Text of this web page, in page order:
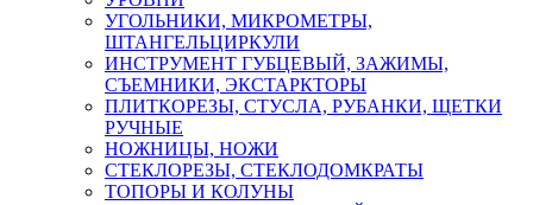
УГОЛЬНИКИ, МИКРОМЕТРЫ,
ШТАНГЕЛЬЦИРКУЛИ
ИНСТРУМЕНТ ГУБЦЕВЫЙ, ЗАЖИМЫ,
СЪЕМНИКИ, ЭКСТАРКТОРЫ
ПЛИТКОРЕЗЫ, СТУСЛА, РУБАНКИ, ЩЕТКИ
РУЧНЫЕ
НОЖНИЦЫ, НОЖИ
СТЕКЛОРЕЗЫ, СТЕКЛОДОМКРАТЫ
ТОПОРЫ И КОЛУНЫ